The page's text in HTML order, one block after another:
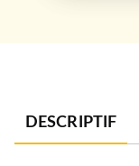
DESCRIPTIF